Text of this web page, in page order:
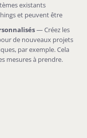
existants
et peuvent être
— Créez les
de nouveaux projets
par exemple. Cela
mesures à prendre.